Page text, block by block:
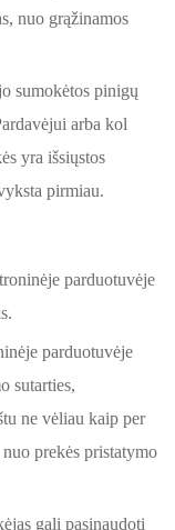
nuo grąžinamos
sumokėtos pinigų
arba kol
yra išsiųstos
pirmiau.
parduotuvėje
parduotuvėje
sutarties,
ne vėliau kaip per
prekės pristatymo
gali pasinaudoti